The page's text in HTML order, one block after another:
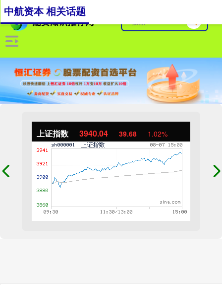
上证指数 3940.04 39.68 1.02%
中航资本 相关话题